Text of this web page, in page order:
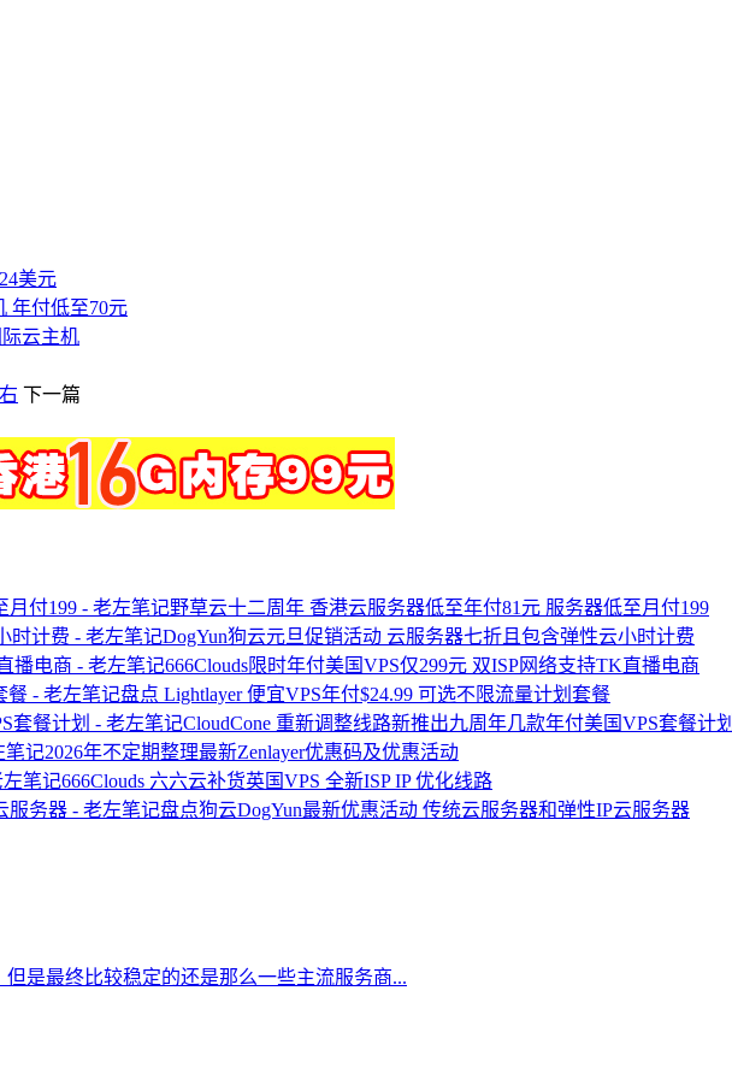
美元
年付低至70元
云主机
下一篇
野草云十二周年 香港云服务器低至年付81元 服务器低至月付199
DogYun狗云元旦促销活动 云服务器七折且包含弹性云小时计费
666Clouds限时年付美国VPS仅299元 双ISP网络支持TK直播电商
盘点 Lightlayer 便宜VPS年付$24.99 可选不限流量计划套餐
CloudCone 重新调整线路新推出九周年几款年付美国VPS套餐计划
2026年不定期整理最新Zenlayer优惠码及优惠活动
666Clouds 六六云补货英国VPS 全新ISP IP 优化线路
盘点狗云DogYun最新优惠活动 传统云服务器和弹性IP云服务器
是最终比较稳定的还是那么一些主流服务商...